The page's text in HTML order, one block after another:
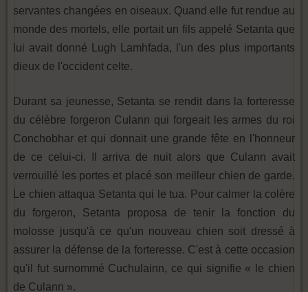
servantes changées en oiseaux. Quand elle fut rendue au
monde des mortels, elle portait un fils appelé Setanta que
lui avait donné Lugh Lamhfada, l'un des plus importants
dieux de l'occident celte.
Durant sa jeunesse, Setanta se rendit dans la forteresse
du célèbre forgeron Culann qui forgeait les armes du roi
Conchobhar et qui donnait une grande fête en l'honneur
de ce celui-ci. Il arriva de nuit alors que Culann avait
verrouillé les portes et placé son meilleur chien de garde.
Le chien attaqua Setanta qui le tua. Pour calmer la colère
du forgeron, Setanta proposa de tenir la fonction du
molosse jusqu'à ce qu'un nouveau chien soit dressé à
assurer la défense de la forteresse. C'est à cette occasion
qu'il fut surnommé Cuchulainn, ce qui signifie « le chien
de Culann ».